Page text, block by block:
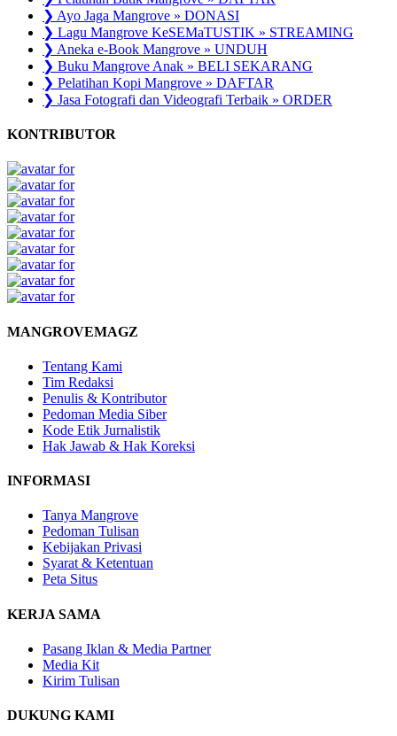
❯ Ayo Jaga Mangrove » DONASI
❯ Lagu Mangrove KeSEMaTUSTIK » STREAMING
❯ Aneka e-Book Mangrove » UNDUH
❯ Buku Mangrove Anak » BELI SEKARANG
❯ Pelatihan Kopi Mangrove » DAFTAR
❯ Jasa Fotografi dan Videografi Terbaik » ORDER
KONTRIBUTOR
MANGROVEMAGZ
Tentang Kami
Tim Redaksi
Penulis & Kontributor
Pedoman Media Siber
Kode Etik Jurnalistik
Hak Jawab & Hak Koreksi
INFORMASI
Tanya Mangrove
Pedoman Tulisan
Kebijakan Privasi
Syarat & Ketentuan
Peta Situs
KERJA SAMA
Pasang Iklan & Media Partner
Media Kit
Kirim Tulisan
DUKUNG KAMI